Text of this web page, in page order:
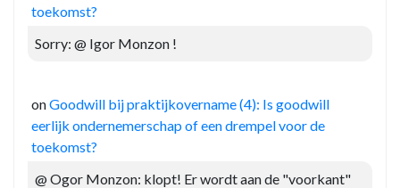
toekomst?
Sorry: @ Igor Monzon !
onGoodwill bij praktijkovername (4): Is goodwill
eerlijk ondernemerschap of een drempel voor de
toekomst?
@ Ogor Monzon: klopt! Er wordt aan de "voorkant"